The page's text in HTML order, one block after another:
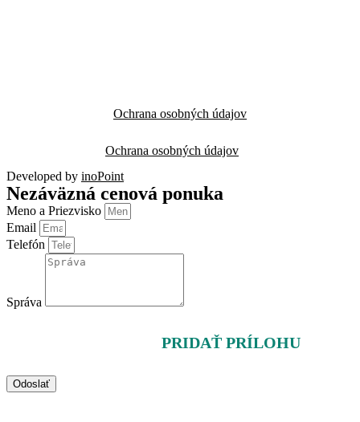
Ochrana osobných údajov
Ochrana osobných údajov
Developed by inoPoint
Nezáväzná cenová ponuka
Meno a Priezvisko
Email
Telefón
Správa
PRIDAŤ PRÍLOHU
Odoslať